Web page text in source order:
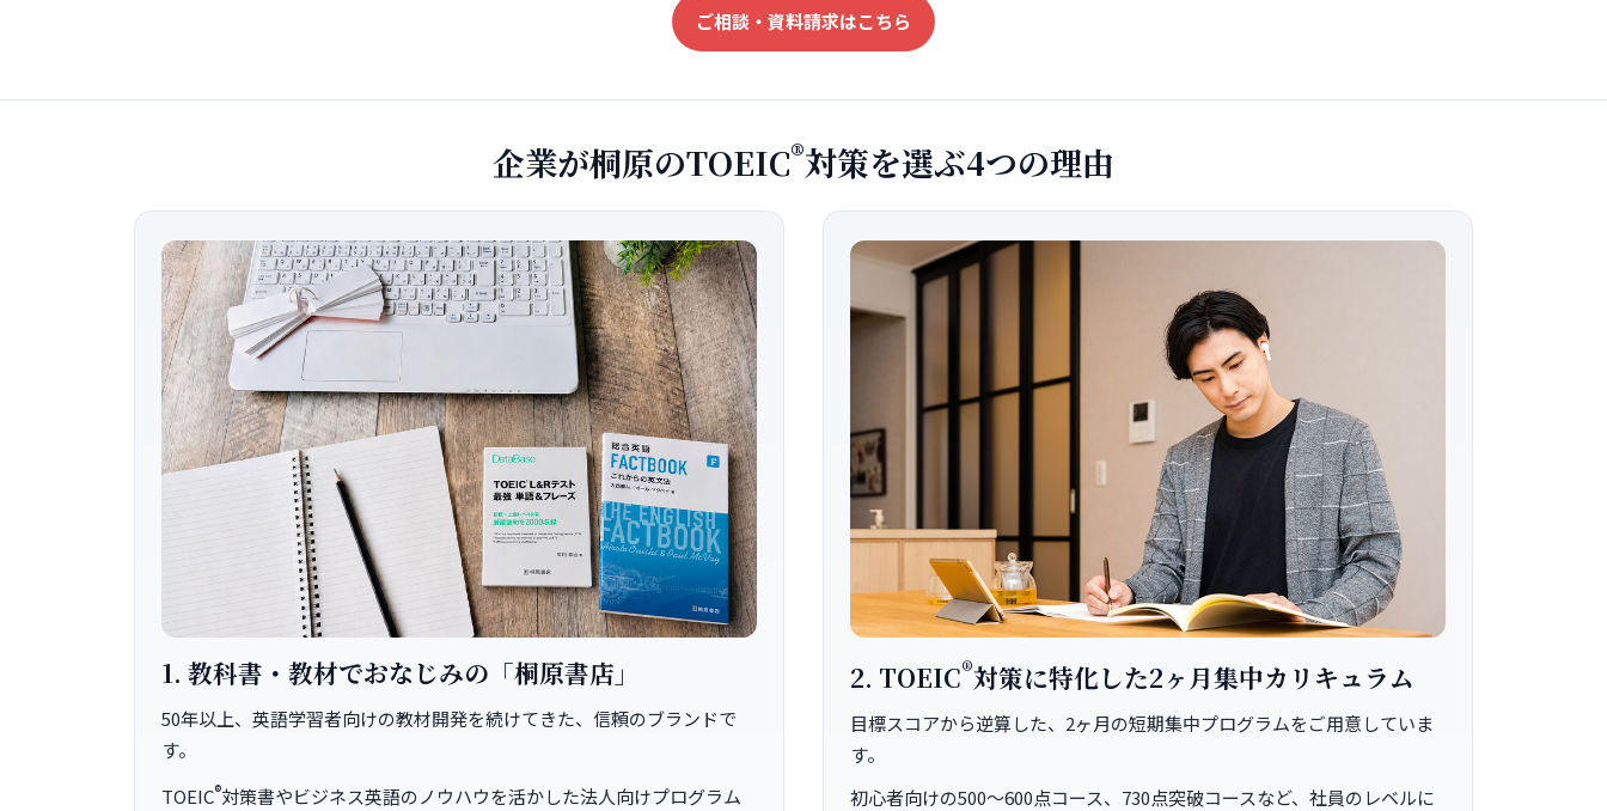
ご相談・資料請求はこちら
企業が桐原のTOEIC®対策を選ぶ4つの理由
1. 教科書・教材でおなじみの「桐原書店」
50年以上、英語学習者向けの教材開発を続けてきた、信頼のブランドで
す。
TOEIC®対策書やビジネス英語のノウハウを活かした法人向けプログラム
2. TOEIC®対策に特化した2ヶ月集中カリキュラム
目標スコアから逆算した、2ヶ月の短期集中プログラムをご用意していま
す。
初心者向けの500～600点コース、730点突破コースなど、社員のレベルに